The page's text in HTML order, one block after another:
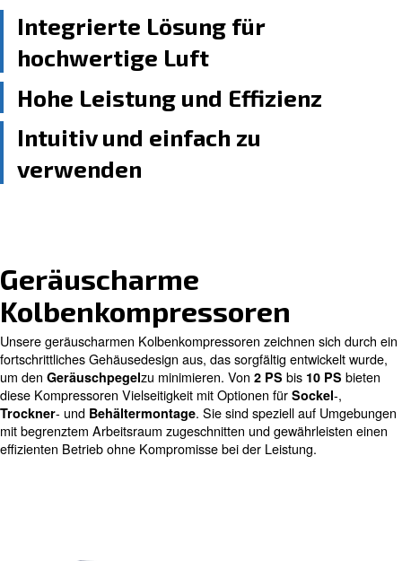
Hohe Leistung und Effizienz
Intuitiv und einfach zu
verwenden
Kolbenkompressoren